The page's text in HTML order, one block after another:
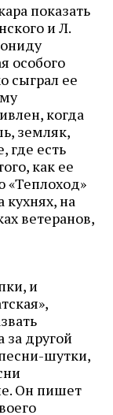
показать
и Л.
особого
сыграл ее
когда
земляк,
где есть
как ее
«Теплоход»
кухнях, на
ветеранов,
и
другой
шутки,
Он пишет
и получайте
электронной